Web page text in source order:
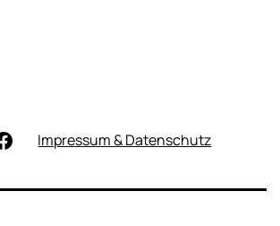
Facebook
Impressum & Datenschutz